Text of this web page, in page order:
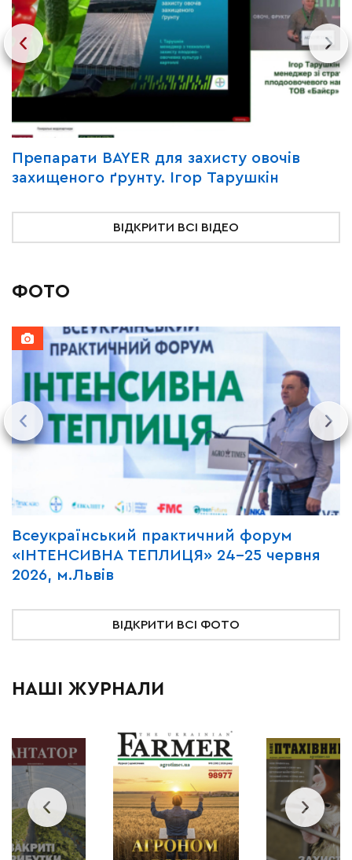
Препарати BAYER для захисту овочів
захищеного ґрунту. Ігор Тарушкін
ВІДКРИТИ ВСІ ВІДЕО
ФОТО
Всеукраїнський практичний форум
«ІНТЕНСИВНА ТЕПЛИЦЯ» 24-25 червня
2026, м.Львів
ВІДКРИТИ ВСІ ФОТО
НАШІ ЖУРНАЛИ